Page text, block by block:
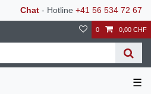
Chat - Hotline +41 56 534 72 67
0 0,00 CHF
☰